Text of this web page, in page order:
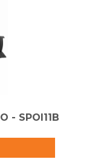
- SPOI11B